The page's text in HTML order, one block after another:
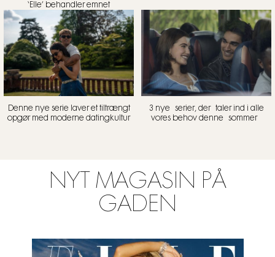
‘Elle’ behandler emnet
Denne nye serie laver et tiltrængt
opgør med moderne datingkultur
3 nye serier, der taler ind i alle
vores behov denne sommer
NYT MAGASIN PÅ
GADEN